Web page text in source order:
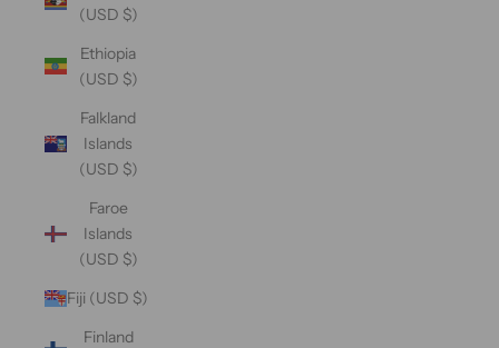
(USD $)
Ethiopia
(USD $)
Falkland
Islands
(USD $)
Faroe
Islands
(USD $)
Fiji (USD $)
Finland